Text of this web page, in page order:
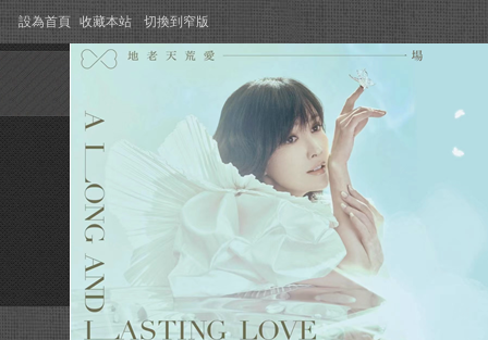
設為首頁 收藏本站 切換到窄版